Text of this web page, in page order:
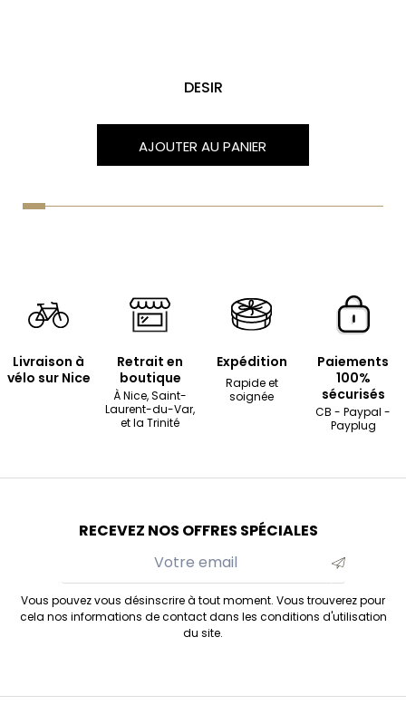
DESIR
AJOUTER AU PANIER
Livraison à
vélo sur Nice
Retrait en
boutique
À Nice, Saint-
Laurent-du-Var,
et la Trinité
Expédition
Rapide et
soignée
Paiements
100%
sécurisés
CB - Paypal -
Payplug
RECEVEZ NOS OFFRES SPÉCIALES
Vous pouvez vous désinscrire à tout moment. Vous trouverez pour
cela nos informations de contact dans les conditions d'utilisation
du site.